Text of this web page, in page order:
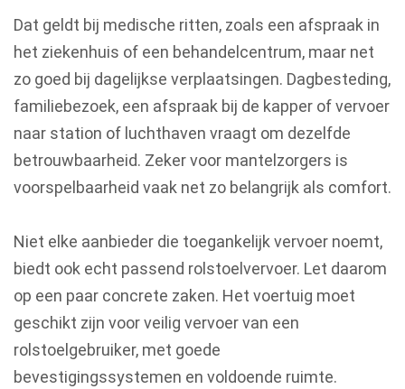
Dat geldt bij medische ritten, zoals een afspraak in
het ziekenhuis of een behandelcentrum, maar net
zo goed bij dagelijkse verplaatsingen. Dagbesteding,
familiebezoek, een afspraak bij de kapper of vervoer
naar station of luchthaven vraagt om dezelfde
betrouwbaarheid. Zeker voor mantelzorgers is
voorspelbaarheid vaak net zo belangrijk als comfort.
Niet elke aanbieder die toegankelijk vervoer noemt,
biedt ook echt passend rolstoelvervoer. Let daarom
op een paar concrete zaken. Het voertuig moet
geschikt zijn voor veilig vervoer van een
rolstoelgebruiker, met goede
bevestigingssystemen en voldoende ruimte.